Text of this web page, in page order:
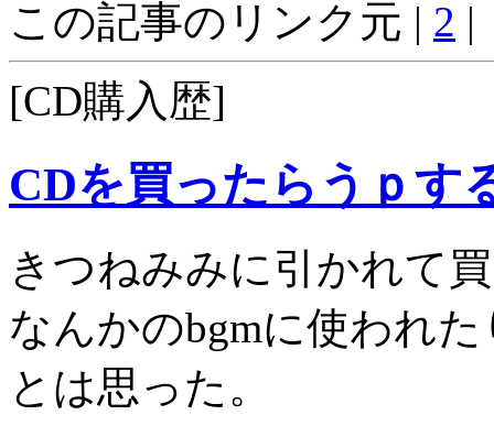
この記事のリンク元 | 2 |
[CD購入歴]
CDを買ったらうｐす
きつねみみに引かれて
なんかのbgmに使われ
とは思った。